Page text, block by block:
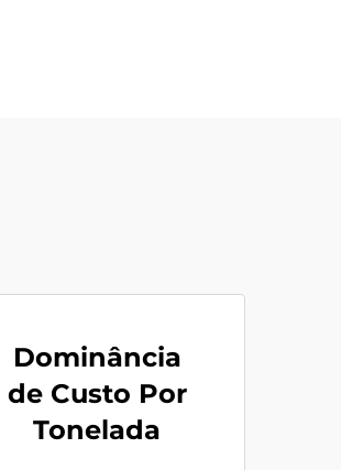
Dominância
de Custo Por
Tonelada